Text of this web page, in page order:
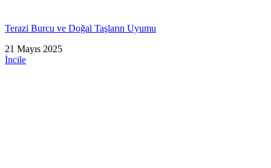
Terazi Burcu ve Doğal Taşların Uyumu
21 Mayıs 2025
İncile